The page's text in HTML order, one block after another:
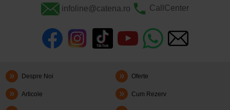
infoline@catena.ro CallCenter
Despre Noi Oferte
Articole Cum Rezerv